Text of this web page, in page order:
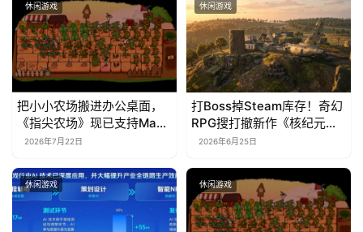
休闲游戏
把小小农场搬进办公桌面，
《指尖农场》现已支持Mac
系统！
2026年7月22日
休闲游戏
打Boss掉Steam库存！奇幻
RPG搜打撤新作《核纪元》
正式上线Steam：武器属性
2026年6月25日
休闲游戏 休闲游戏